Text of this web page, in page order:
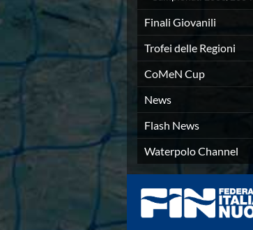
Grand Prix
Norme e documenti
Risultati e Classifiche
Primati
Azzurri
News
Flash News
Salvamento
Eventi
Norme e documenti
Risultati e Classifiche
Albi d'oro - Primati
News
Flash News
Master
Finali Giovanili
Trofei delle Regioni
CoMeN Cup
News
Flash News
Waterpolo Channel